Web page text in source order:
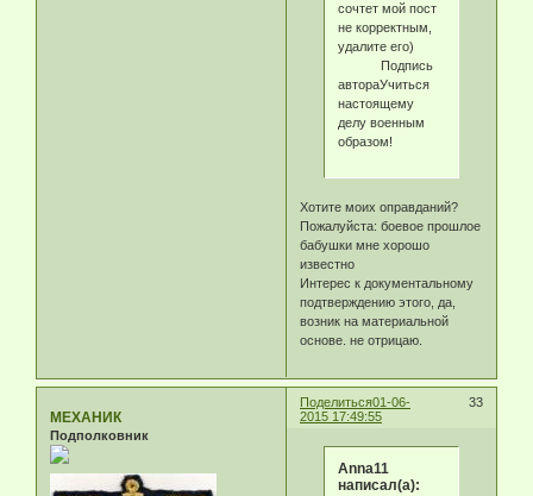
сочтет мой пост
не корректным,
удалите его)
Подпись
автораУчиться
настоящему
делу военным
образом!
Хотите моих оправданий?
Пожалуйста: боевое прошлое
бабушки мне хорошо
известно
Интерес к документальному
подтверждению этого, да,
возник на материальной
основе. не отрицаю.
Поделиться 33
01-06-
2015 17:49:55
МЕХАНИК
Подполковник
Anna11
написал(а):